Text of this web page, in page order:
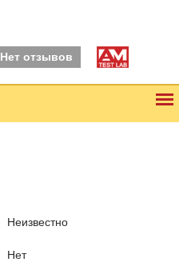
Нет отзывов
Неизвестно
Нет